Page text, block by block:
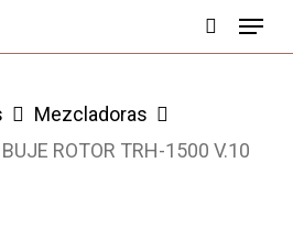
search
Menu
Mezcladoras
ROTOR TRH-1500 V.10